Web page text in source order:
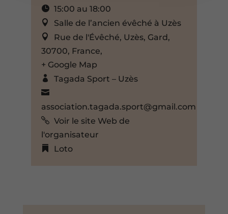
15:00 au 18:00
Salle de l’ancien évêché à Uzès
Rue de l'Évêché, Uzès, Gard,
30700, France,
+ Google Map
Tagada Sport – Uzès
association.tagada.sport@gmail.com
Voir le site Web de
l'organisateur
Loto